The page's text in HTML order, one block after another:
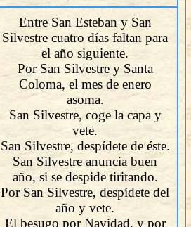
Entre San Esteban y San
Silvestre cuatro días faltan para
el año siguiente.
Por San Silvestre y Santa
Coloma, el mes de enero
asoma.
San Silvestre, coge la capa y
vete.
San Silvestre, despídete de éste.
San Silvestre anuncia buen
año, si se despide tiritando.
Por San Silvestre, despídete del
año y vete.
El besugo por Navidad, y por